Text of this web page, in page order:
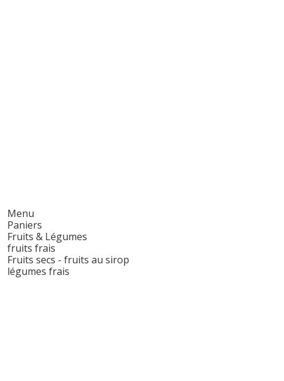
Menu
Paniers
Fruits & Légumes
fruits frais
Fruits secs - fruits au sirop
légumes frais